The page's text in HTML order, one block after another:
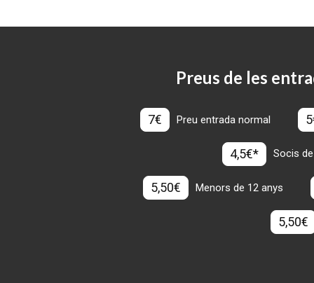
Preus de les
7€ Preu entrada normal
4,5€* Socis
5,50€ Menors de 12 anys
5,50€